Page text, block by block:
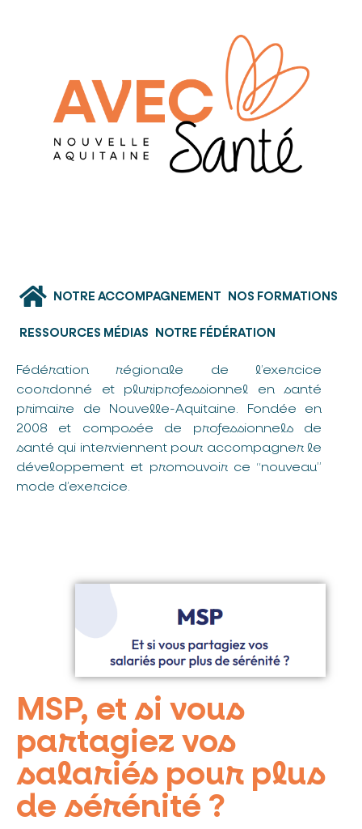
NOTRE ACCOMPAGNEMENT NOS FORMATIONS
RESSOURCES MÉDIAS NOTRE FÉDÉRATION
Fédération régionale de l’exercice
coordonné et pluriprofessionnel en santé
primaire de Nouvelle-Aquitaine. Fondée en
2008 et composée de professionnels de
santé qui interviennent pour accompagner le
développement et promouvoir ce “nouveau”
mode d’exercice.
MSP, et si vous
partagiez vos
salariés pour plus
de sérénité ?